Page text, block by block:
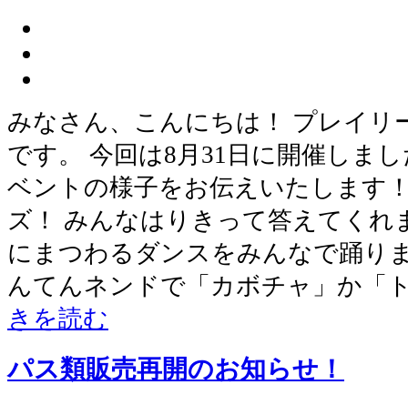
みなさん、こんにちは！ プレイリ
です。 今回は8月31日に開催しま
ベントの様子をお伝えいたします
ズ！ みんなはりきって答えてくれ
にまつわるダンスをみんなで踊り
んてんネンドで「カボチャ」か「
きを読む
パス類販売再開のお知らせ！